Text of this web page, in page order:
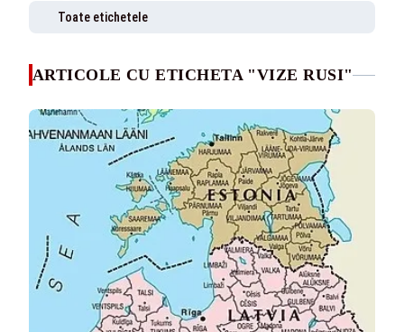
Toate etichetele
ARTICOLE CU ETICHETA "VIZE RUSI"